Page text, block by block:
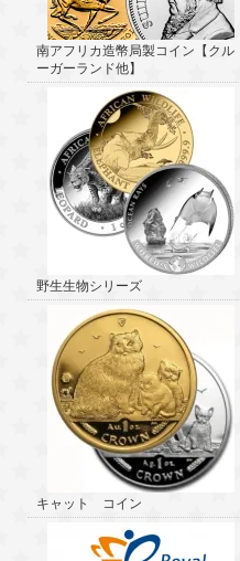
南アフリカ造幣局製コイン【クル
ーガーランド他】
野生生物シリーズ
キャット コイン